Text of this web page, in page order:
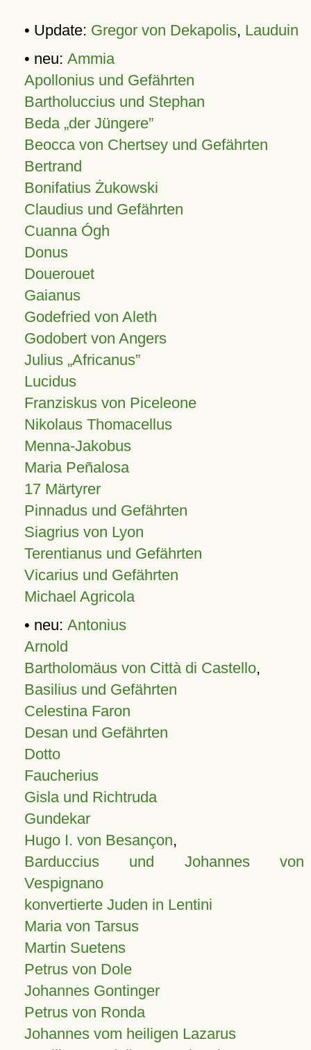
• Update: Gregor von Dekapolis, Lauduin
• neu: Ammia
Apollonius und Gefährten
Bartholuccius und Stephan
Beda „der Jüngere”
Beocca von Chertsey und Gefährten
Bertrand
Bonifatius Żukowski
Claudius und Gefährten
Cuanna Ógh
Donus
Douerouet
Gaianus
Godefried von Aleth
Godobert von Angers
Julius Africanus
Lucidus
Franziskus von Piceleone
Nikolaus Thomacellus
Menna-Jakobus
Maria Peñalosa
17 Märtyrer
Pinnadus und Gefährten
Siagrius von Lyon
Terentianus und Gefährten
Vicarius und Gefährten
Michael Agricola
• neu: Antonius
Arnold
Bartholomäus von Città di Castello,
Basilius und Gefährten
Celestina Faron
Desan und Gefährten
Dotto
Faucherius
Gisla und Richtruda
Gundekar
Hugo I. von Besançon,
Barduccius und Johannes von
Vespignano
konvertierte Juden in Lentini
Maria von Tarsus
Martin Suetens
Petrus von Dole
Johannes Gontinger
Petrus von Ronda
Johannes vom heiligen Lazarus